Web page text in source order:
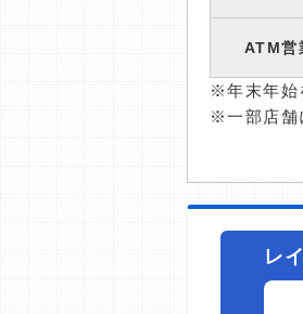
ATM営
※年末年始
※一部店舗
レ